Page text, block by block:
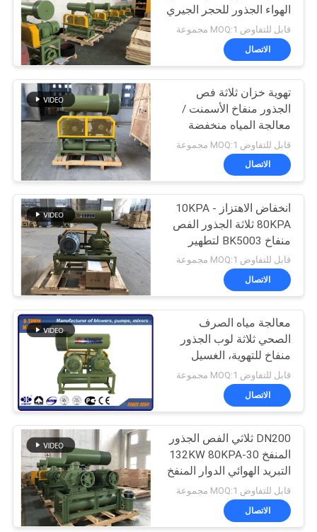
جذور منفاخ مضخة
فراغ
مرحلة واحدة منفاخ
الطرد المركزي
27
مولتيستيج الطرد
المركزي منفاخ
28
منفاخ الغاز الحيوي
16
الهواء الجذور للحجر الجيري
كلين
قابل للتفاوض MOQ:1 مجموعة
الاتصال
تهوية خزان ثلاثة فص
الجذور منفاخ الأسمنت /
معالجة المياه منخفضة
الضوضاء
قابل للتفاوض MOQ:1 مجموعة
الاتصال
انخفاض الاهتزاز 10KPA -
80KPA ثلاثة الجذور الفص
منفاخ BK5003 لتطهير
الأنابيب
قابل للتفاوض MOQ:1 مجموعة
الاتصال
معالجة مياه الصرف
الصحي ثلاثة لوب الجذور
منفاخ للتهوية، الغسيل
العكسي
قابل للتفاوض MOQ:1 مجموعة
الاتصال
DN200 ثلاثي الفص الجذور
المنفخ 30-132KW 80KPA
التبريد الهوائي الدوار المنفخ
قابل للتفاوض MOQ:1 مجموعة
الاتصال